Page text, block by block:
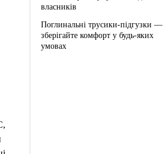
власників
Поглинальні трусики-підгузки —
зберігайте комфорт у будь-яких
умовах